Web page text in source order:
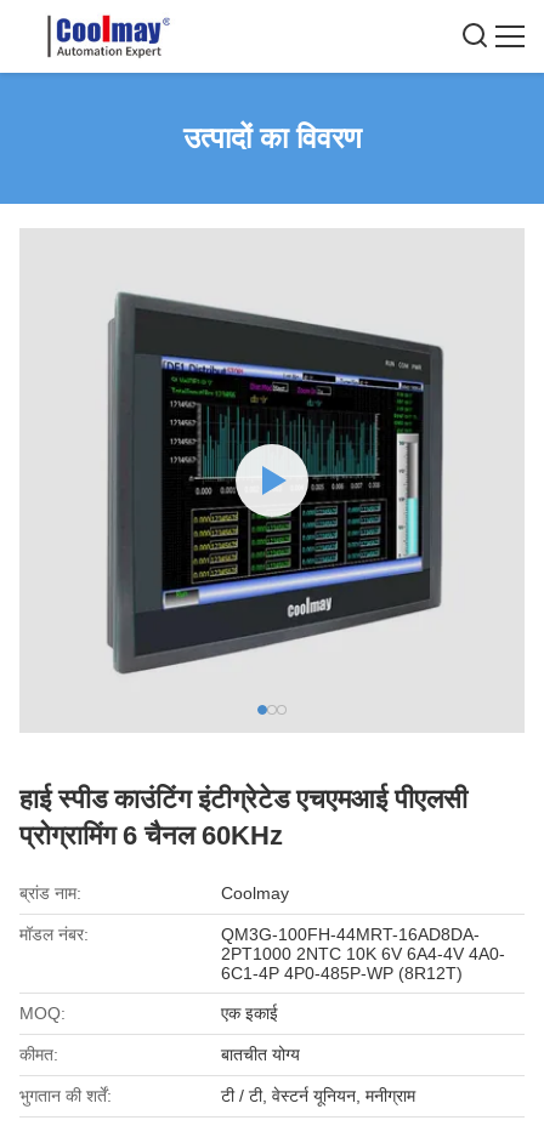
उत्पादों का विवरण
हाई स्पीड काउंटिंग इंटीग्रेटेड एचएमआई पीएलसी
प्रोग्रामिंग 6 चैनल 60KHz
ब्रांड नाम: Coolmay
मॉडल नंबर:
QM3G-100FH-44MRT-16AD8DA-
2PT1000 2NTC 10K 6V 6A4-4V 4A0-
6C1-4P 4P0-485P-WP (8R12T)
MOQ: एक इकाई
कीमत: बातचीत योग्य
भुगतान की शर्तें: टी / टी, वेस्टर्न यूनियन, मनीग्राम